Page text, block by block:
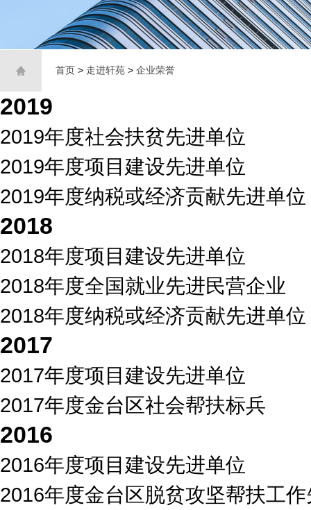
首页 > 走进轩苑 > 企业荣誉
2019
2019年度社会扶贫先进单位
2019年度项目建设先进单位
2019年度纳税或经济贡献先进单位
2018
2018年度项目建设先进单位
2018年度全国就业先进民营企业
2018年度纳税或经济贡献先进单位
2017
2017年度项目建设先进单位
2017年度金台区社会帮扶标兵
2016
2016年度项目建设先进单位
2016年度金台区脱贫攻坚帮扶工